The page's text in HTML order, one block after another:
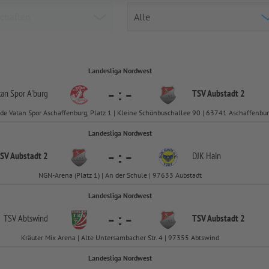
Landesliga Nordwest
Spor A'burg - : - TSV Aubstadt 2
Vatan Spor Aschaffenburg, Platz 1 | Kleine Schönbuschallee 90 | 63741
Landesliga Nordwest
Aubstadt 2 - : - DJK Hain
NGN-Arena (Platz 1) | An der Schule | 97633 Aubstadt
Landesliga Nordwest
TSV Abtswind - : - TSV Aubstadt 2
Kräuter Mix Arena | Alte Untersambacher Str. 4 | 97355 Abtswind
Landesliga Nordwest